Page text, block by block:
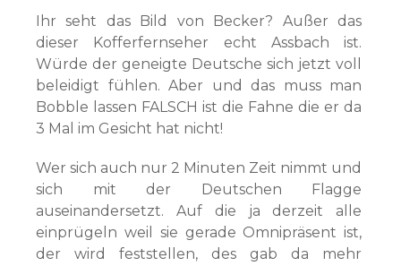
Ihr seht das Bild von Becker? Außer das
dieser Kofferfernseher echt Assbach ist.
Würde der geneigte Deutsche sich jetzt voll
beleidigt fühlen. Aber und das muss man
Bobble lassen FALSCH ist die Fahne die er da
3 Mal im Gesicht hat nicht!
Wer sich auch nur 2 Minuten Zeit nimmt und
sich mit der Deutschen Flagge
auseinandersetzt. Auf die ja derzeit alle
einprügeln weil sie gerade Omnipräsent ist,
der wird feststellen, des gab da mehr